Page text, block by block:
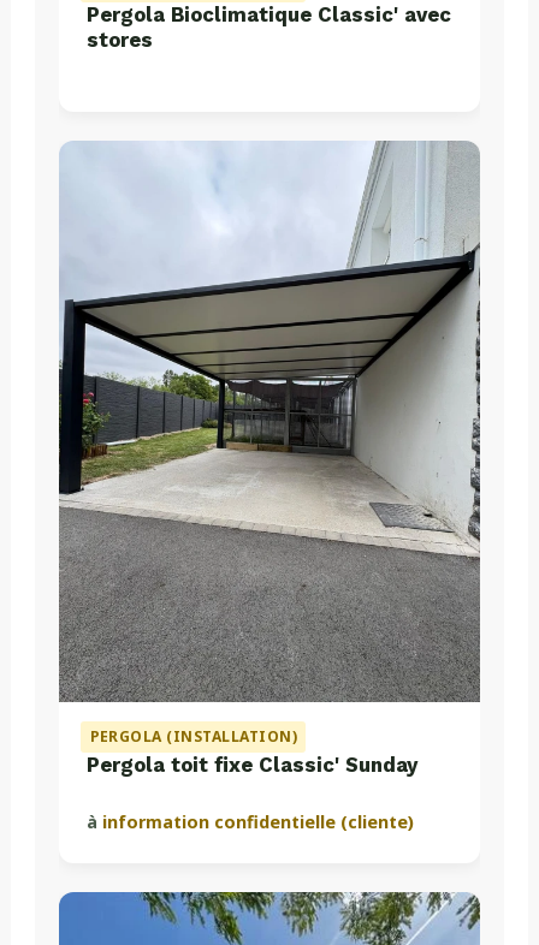
Pergola Bioclimatique Classic' avec
stores
PERGOLA (INSTALLATION)
Pergola toit fixe Classic' Sunday
à information confidentielle (cliente)